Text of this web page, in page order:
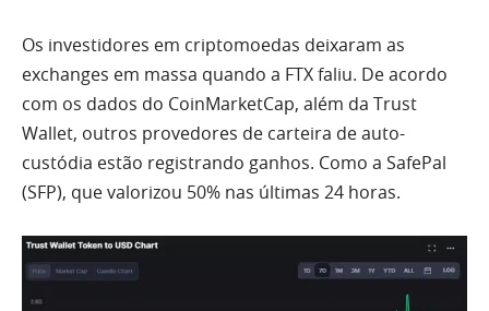
Os investidores em criptomoedas deixaram as
exchanges em massa quando a FTX faliu. De acordo
com os dados do CoinMarketCap, além da Trust
Wallet, outros provedores de carteira de auto-
custódia estão registrando ganhos. Como a SafePal
(SFP), que valorizou 50% nas últimas 24 horas.